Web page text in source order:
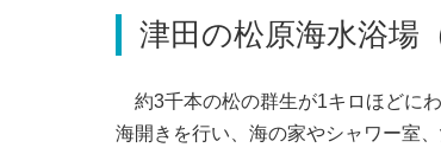
津田の松原海水浴場
約3千本の松の群生が1キロほどに
海開きを行い、海の家やシャワー室